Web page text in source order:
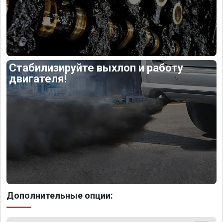
Стабилизируйте выхлоп и работу
двигателя!
Дополнительные опции: